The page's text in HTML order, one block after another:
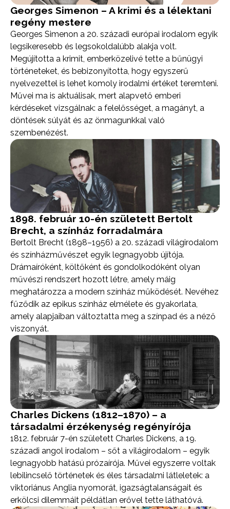
Georges Simenon – A krimi és a lélektani
regény mestere
Georges Simenon a 20. századi európai irodalom egyik
legsikeresebb és legsokoldalúbb alakja volt.
Megújította a krimit, emberközelivé tette a bűnügyi
történeteket, és bebizonyította, hogy egyszerű
nyelvezettel is lehet komoly irodalmi értéket teremteni.
Művei ma is aktuálisak, mert alapvető emberi
kérdéseket vizsgálnak: a felelősséget, a magányt, a
döntések súlyát és az önmagunkkal való
szembenézést.
1898. február 10-én született Bertolt
Brecht, a színház forradalmára
Bertolt Brecht (1898–1956) a 20. századi világirodalom
és színházművészet egyik legnagyobb újítója.
Drámaíróként, költőként és gondolkodóként olyan
művészi rendszert hozott létre, amely máig
meghatározza a modern színház működését. Nevéhez
fűződik az epikus színház elmélete és gyakorlata,
amely alapjaiban változtatta meg a színpad és a néző
viszonyát.
Charles Dickens (1812–1870) – a
társadalmi érzékenység regényírója
1812. február 7-én született Charles Dickens, a 19.
századi angol irodalom – sőt a világirodalom – egyik
legnagyobb hatású prózaírója. Művei egyszerre voltak
lebilincselő történetek és éles társadalmi látleletek: a
viktoriánus Anglia nyomorát, igazságtalanságait és
erkölcsi dilemmáit példátlan erővel tette láthatóvá.